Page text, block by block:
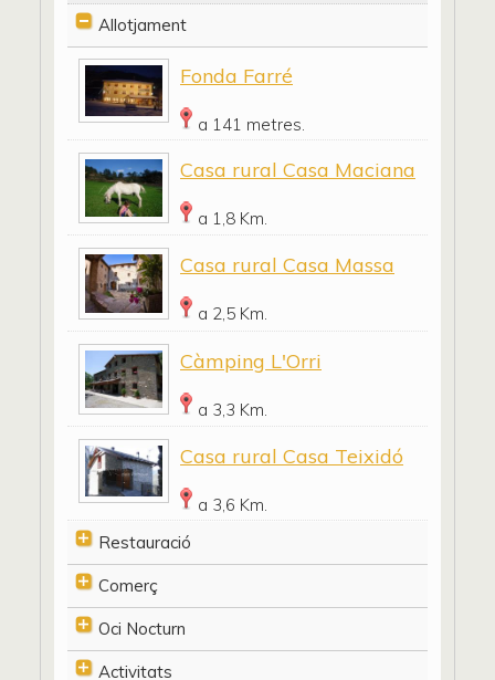
Allotjament
Fonda Farré
a 141 metres.
Casa rural Casa Maciana
a 1,8 Km.
Casa rural Casa Massa
a 2,5 Km.
Càmping L'Orri
a 3,3 Km.
Casa rural Casa Teixidó
a 3,6 Km.
Restauració
Comerç
Oci Nocturn
Activitats